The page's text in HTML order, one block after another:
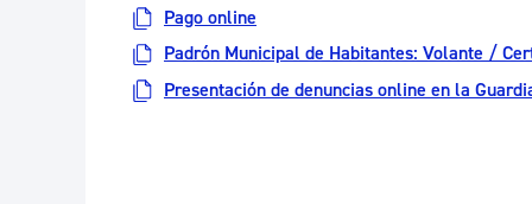
Pago online
Padrón Municipal de Habitantes: Volante /
Presentación de denuncias online en la